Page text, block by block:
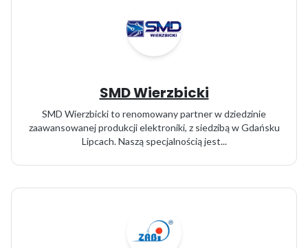
SMD Wierzbicki
SMD Wierzbicki to renomowany partner w dziedzinie
zaawansowanej produkcji elektroniki, z siedzibą w Gdańsku
Lipcach. Naszą specjalnością jest...